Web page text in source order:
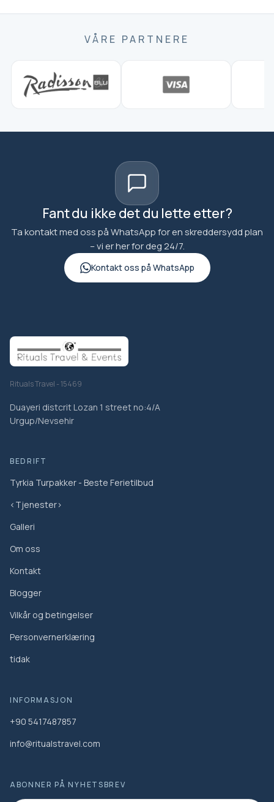
5-stjerners overnatting
profesjonelle guider inngangsbilletter til museer
VÅRE PARTNERE
Fant du ikke det du lette etter?
Ta kontakt med oss på WhatsApp for en skreddersydd plan
– vi er her for deg 24/7.
Kontakt oss på WhatsApp
Rituals Travel - 15469
Duayeri distcrit Lozan 1 street no:4/A
Urgup/Nevsehir
BEDRIFT
Tyrkia Turpakker - Beste Ferietilbud
<Tjenester>
Galleri
Om oss
Kontakt
Blogger
Vilkår og betingelser
Personvernerklæring
tidak
INFORMASJON
+90 5417487857
info@ritualstravel.com
ABONNER PÅ NYHETSBREV